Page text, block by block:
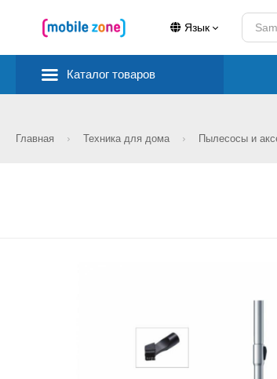
Язык
Каталог товаров
Главная Техника для дома Пылесосы и